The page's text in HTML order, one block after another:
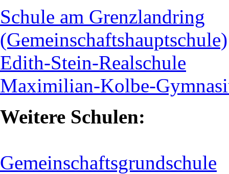
Schule am Grenzlandring
(Gemeinschaftshauptschule)
Edith-Stein-Realschule
Maximilian-Kolbe-
Weitere Schulen:
Gemeinschaftsgrundschule